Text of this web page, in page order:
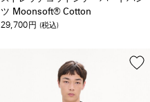
ツ Moonsoft® Cotton
29,700 円 (税込)